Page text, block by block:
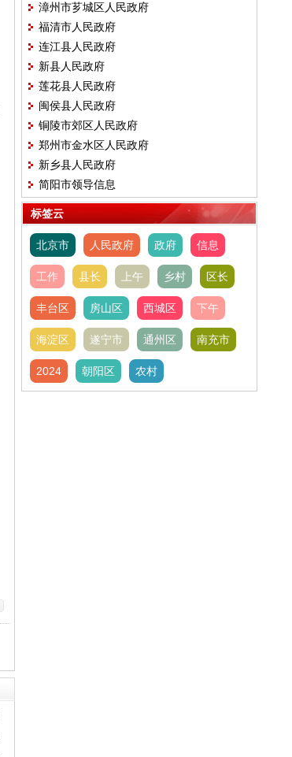
漳州市芗城区人民政府
福清市人民政府
连江县人民政府
新县人民政府
莲花县人民政府
闽侯县人民政府
铜陵市郊区人民政府
郑州市金水区人民政府
新乡县人民政府
简阳市领导信息
标签云
北京市 人民政府 政府 信息
工作 县长 上午 乡村 区长
丰台区 房山区 西城区 下午
海淀区 遂宁市 通州区 南充市
2024 朝阳区 农村